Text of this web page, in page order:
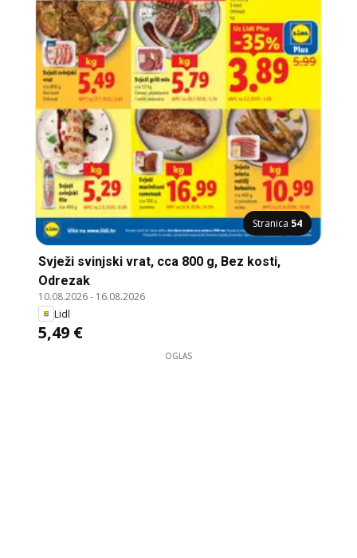
Stranica 54
Svježi svinjski vrat, cca 800 g, Bez kosti,
Odrezak
10.08.2026- 16.08.2026
Lidl
5,49 €
OGLAS